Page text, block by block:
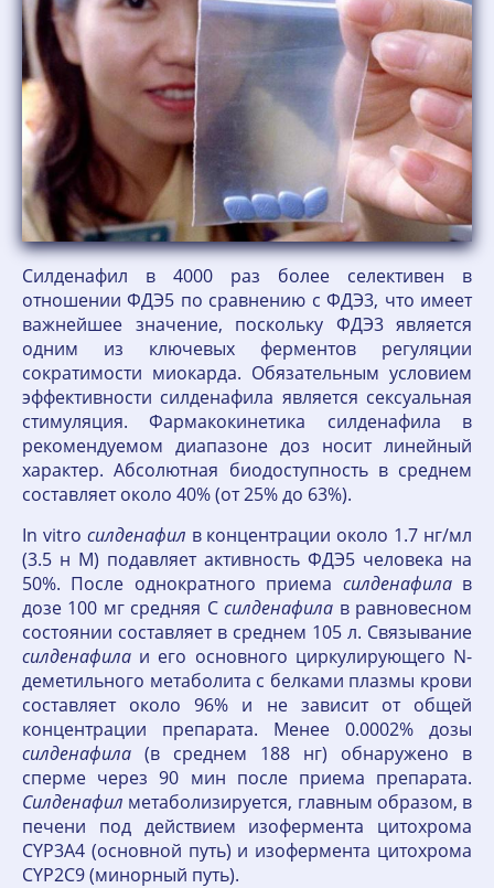
Силденафил в 4000 раз более селективен в
отношении ФДЭ5 по сравнению с ФДЭ3, что имеет
важнейшее значение, поскольку ФДЭ3 является
одним из ключевых ферментов регуляции
сократимости миокарда. Обязательным условием
эффективности силденафила является сексуальная
стимуляция. Фармакокинетика силденафила в
рекомендуемом диапазоне доз носит линейный
характер. Абсолютная биодоступность в среднем
составляет около 40% (от 25% до 63%).
In vitro силденафил в концентрации около 1.7 нг/мл
(3.5 н М) подавляет активность ФДЭ5 человека на
50%. После однократного приема силденафилав
дозе 100 мг средняя Cсилденафила в равновесном
состоянии составляет в среднем 105 л. Связывание
силденафила и его основного циркулирующего N-
деметильного метаболита с белками плазмы крови
составляет около 96% и не зависит от общей
концентрации препарата. Менее 0.0002% дозы
силденафила (в среднем 188 нг) обнаружено в
сперме через 90 мин после приема препарата.
Силденафил метаболизируется, главным образом, в
печени под действием изофермента цитохрома
CYP3A4 (основной путь) и изофермента цитохрома
CYP2C9 (минорный путь).